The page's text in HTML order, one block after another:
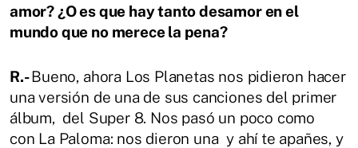
amor? ¿O es que hay tanto desamor en el
mundo que no merece la pena?
R.-Bueno, ahora Los Planetas nos pidieron hacer
una versión de una de sus canciones del primer
álbum, del Super 8. Nos pasó un poco como
con La Paloma: nos dieron una y ahí te apañes, y